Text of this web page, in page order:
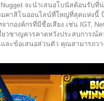
จะนำเสนอโบนัสต้อนรับที่
คาสิโนออนไลน์ที่ใหญ่ที่สุดแห่งนี้
กองค์กรที่มีชื่อเสียง เช่น IGT,
ยวชาญควรคาดหวังประสบการณ์
ะข้อเสนอส่วนตัว คุณสามารถวา